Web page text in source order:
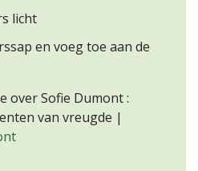
licht
en voeg toe aan de
over Sofie Dumont :
van vreugde |